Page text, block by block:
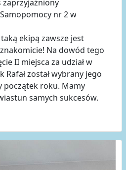
zaprzyjaźniony
nr 2 w
ekipą zawsze jest
Na dowód tego
II miejsca za udział w
Rafał został wybrany jego
początek roku. Mamy
samych sukcesów.